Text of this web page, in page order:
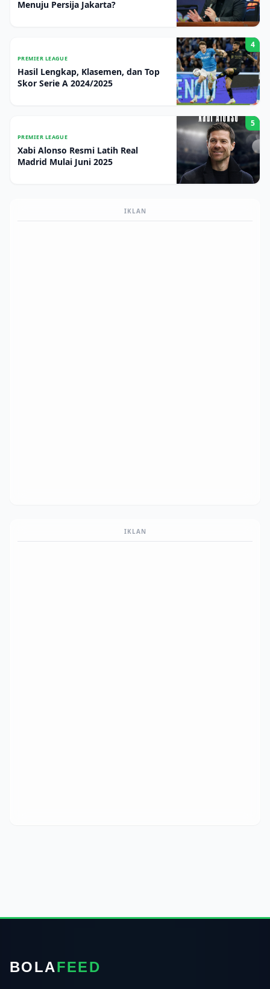
Menuju Persija Jakarta?
PREMIER LEAGUE
Hasil Lengkap, Klasemen, dan Top
Skor Serie A 2024/2025
4
PREMIER LEAGUE
Xabi Alonso Resmi Latih Real
Madrid Mulai Juni 2025
5
IKLAN
IKLAN
BOLAFEED